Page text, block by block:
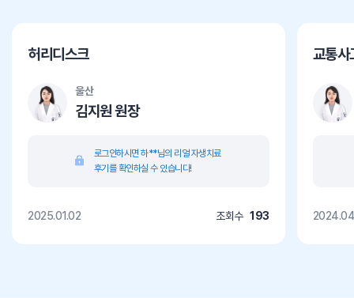
허리디스크
울산
김지원 원장
로그인하시면 하**님의 리얼 자생치료
후기를 확인하실 수 있습니다!
2025.01.02 조회수 193
교통사